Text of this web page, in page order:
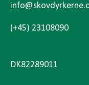
(+45) 23108090
DK82289011